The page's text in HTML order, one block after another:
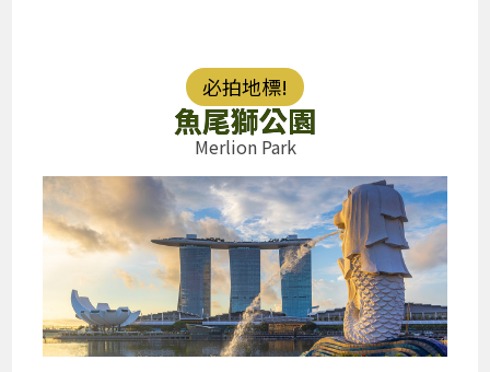
必拍地標!
魚尾獅公園
Merlion Park